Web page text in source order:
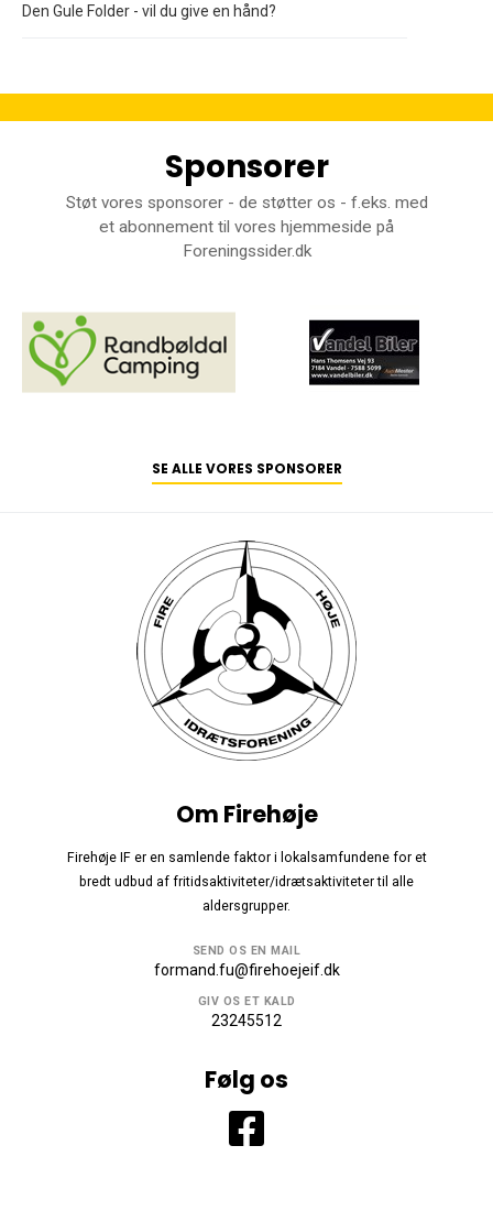
Den Gule Folder - vil du give en hånd?
Sponsorer
Støt vores sponsorer - de støtter os - f.eks. med
et abonnement til vores hjemmeside på
Foreningssider.dk
SE ALLE VORES SPONSORER
Om Firehøje
Firehøje IF er en samlende faktor i lokalsamfundene for et
bredt udbud af fritidsaktiviteter/idrætsaktiviteter til alle
aldersgrupper.
SEND OS EN MAIL
formand.fu@firehoejeif.dk
GIV OS ET KALD
23245512
Følg os